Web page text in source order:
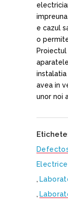
e cazul
o
Proiectul
avea in
unor noi
Electrice
,
,